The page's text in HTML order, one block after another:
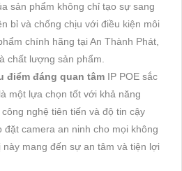
sản phẩm không chỉ tạo sự sang
bỉ và chống chịu với điều kiện môi
chính hãng tại An Thành Phát,
chất lượng sản phẩm.
điểm đáng quan tâm IP POE sắc
là một lựa chọn tốt với khả năng
nghệ tiên tiến và độ tin cậy
đặt camera an ninh cho mọi không
mang đến sự an tâm và tiện lợi